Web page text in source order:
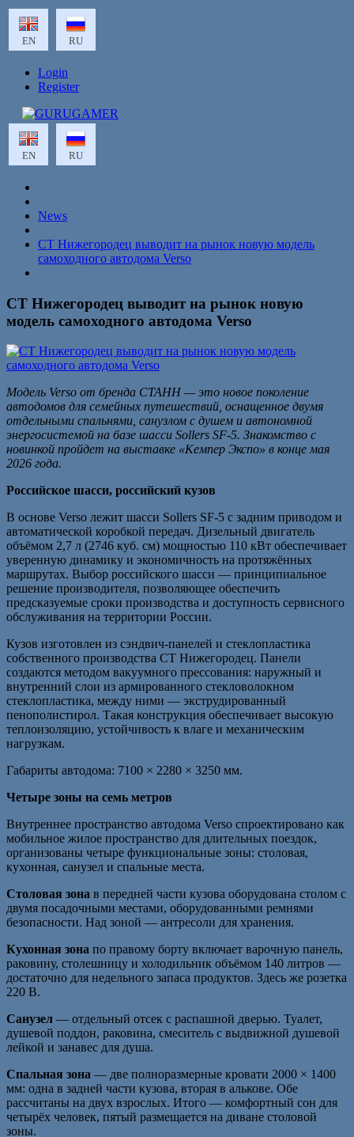
EN RU
Login
Register
EN RU
News
СТ Нижегородец выводит на рынок новую модель
самоходного автодома Verso
СТ Нижегородец выводит на рынок новую
модель самоходного автодома Verso
Модель Verso от бренда СТАНН — это новое поколение
автодомов для семейных путешествий, оснащенное двумя
отдельными спальнями, санузлом с душем и автономной
энергосистемой на базе шасси Sollers SF-5. Знакомство с
новинкой пройдет на выставке «Кемпер Экспо» в конце мая
2026 года.
Российское шасси, российский кузов
В основе Verso лежит шасси Sollers SF-5 с задним приводом и
автоматической коробкой передач. Дизельный двигатель
объёмом 2,7 л (2746 куб. см) мощностью 110 кВт обеспечивает
уверенную динамику и экономичность на протяжённых
маршрутах. Выбор российского шасси — принципиальное
решение производителя, позволяющее обеспечить
предсказуемые сроки производства и доступность сервисного
обслуживания на территории России.
Кузов изготовлен из сэндвич-панелей и стеклопластика
собственного производства СТ Нижегородец. Панели
создаются методом вакуумного прессования: наружный и
внутренний слои из армированного стекловолокном
стеклопластика, между ними — экструдированный
пенополистирол. Такая конструкция обеспечивает высокую
теплоизоляцию, устойчивость к влаге и механическим
нагрузкам.
Габариты автодома: 7100 × 2280 × 3250 мм.
Четыре зоны на семь метров
Внутреннее пространство автодома Verso спроектировано как
мобильное жилое пространство для длительных поездок,
организованы четыре функциональные зоны: столовая,
кухонная, санузел и спальные места.
Столовая зона в передней части кузова оборудована столом с
двумя посадочными местами, оборудованными ремнями
безопасности. Над зоной — антресоли для хранения.
Кухонная зона по правому борту включает варочную панель,
раковину, столешницу и холодильник объёмом 140 литров —
достаточно для недельного запаса продуктов. Здесь же розетка
220 В.
Санузел — отдельный отсек с распашной дверью. Туалет,
душевой поддон, раковина, смеситель с выдвижной душевой
лейкой и занавес для душа.
Спальная зона — две полноразмерные кровати 2000 × 1400
мм: одна в задней части кузова, вторая в алькове. Обе
рассчитаны на двух взрослых. Итого — комфортный сон для
четырёх человек, пятый размещается на диване столовой
зоны.